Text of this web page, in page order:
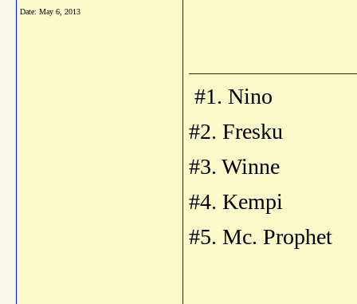
Date: May 6, 2013
#1. Nino
#2. Fresku
#3. Winne
#4. Kempi
#5. Mc. Prophet